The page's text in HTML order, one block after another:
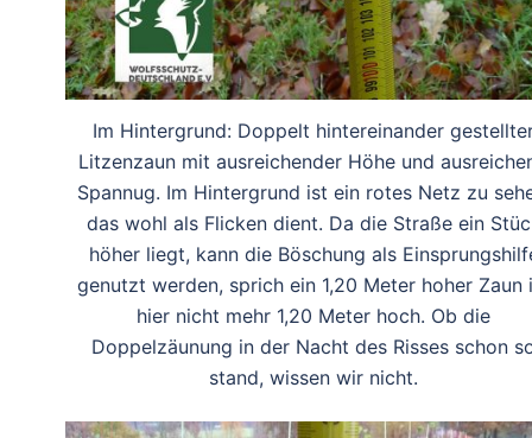
Im Hintergrund: Doppelt hintereinander
Litzenzaun mit ausreichender Höhe und
Spannug. Im Hintergrund ist ein rotes Netz zu
das wohl als Flicken dient. Da die Straße ein
höher liegt, kann die Böschung als
genutzt werden, sprich ein 1,20 Meter hoher Zaun
hier nicht mehr 1,20 Meter hoch. Ob die
Doppelzäunung in der Nacht des Risses schon
stand, wissen wir nicht.